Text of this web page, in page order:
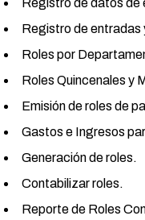
Registro de datos de
Registro de entradas
Roles por
Roles Quincenales y
Emisión de roles de
Gastos e Ingresos
Generación de roles.
Contabilizar roles.
Reporte de Roles